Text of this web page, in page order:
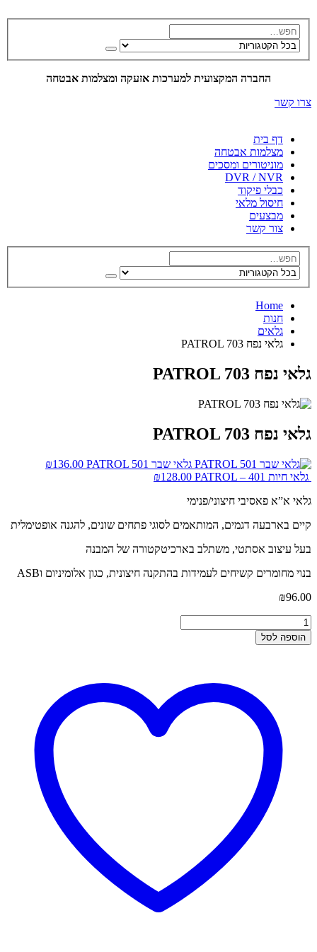
החברה המקצועית למערכות אזעקה ומצלמות אבטחה
צרו קשר
דף בית
מצלמות אבטחה
מוניטורים ומסכים
DVR / NVR
כבלי פיקוד
חיסול מלאי
מבצעים
צור קשר
Home
חנות
גלאים
גלאי נפח PATROL 703
גלאי נפח PATROL 703
גלאי נפח PATROL 703
גלאי שבר PATROL 501 ₪136.00
גלאי חיות PATROL – 401
₪128.00
גלאי א”א פאסיבי חיצוני/פנימי
קיים בארבעה דגמים, המותאמים לסוגי פתחים שונים, להגנה אופטימלית
בעל עיצוב אסתטי, משתלב בארכיטקטורה של המבנה
בנוי מחומרים קשיחים לעמידות בהתקנה חיצונית, כגון אלומיניום וASB
₪96.00
הוספה לסל